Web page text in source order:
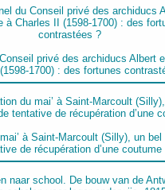
privé des archiducs Albert
1700) : des fortunes
à Saint-Marcoult (Silly), un
de récupération d’une coutume